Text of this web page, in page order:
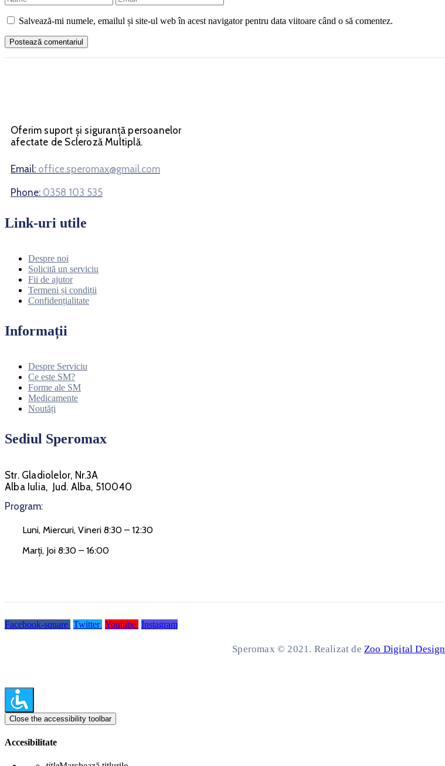
Salvează-mi numele, emailul și site-ul web în acest navigator pentru data viitoare când o să comentez.
Oferim suport și siguranță persoanelor
afectate de Scleroză Multiplă.
Email: office.speromax@gmail.com
Phone: 0358 103 535
Link-uri utile
Despre noi
Solicită un serviciu
Fii de ajutor
Termeni și condiții
Confidențialitate
Informații
Despre Serviciu
Ce este SM?
Forme ale SM
Medicamente
Noutăți
Sediul Speromax
Str. Gladiolelor, Nr.3A
Alba Iulia, Jud. Alba, 510040
Program:
Luni, Miercuri, Vineri 8:30 – 12:30
Marți, Joi 8:30 – 16:00
Facebook-square Twitter Youtube Instagram
Speromax © 2021. Realizat de Zoo Digital Design
Close the accessibility toolbar
Accesibilitate